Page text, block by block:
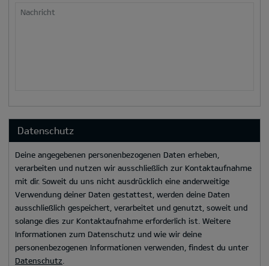
Nachricht
Datenschutz
Deine angegebenen personenbezogenen Daten erheben,
verarbeiten und nutzen wir ausschließlich zur Kontaktaufnahme
mit dir. Soweit du uns nicht ausdrücklich eine anderweitige
Verwendung deiner Daten gestattest, werden deine Daten
ausschließlich gespeichert, verarbeitet und genutzt, soweit und
solange dies zur Kontaktaufnahme erforderlich ist. Weitere
Informationen zum Datenschutz und wie wir deine
personenbezogenen Informationen verwenden, findest du unter
Datenschutz